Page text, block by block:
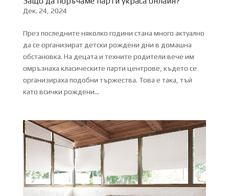
Дек. 24, 2024
През последните няколко години стана много актуално
да се организират детски рождени дни в домашна
обстановка. На децата и техните родители вече им
омръзнаха класическите парти центрове, където се
организираха подобни тържества. Това е така, тъй
като всички рождени...